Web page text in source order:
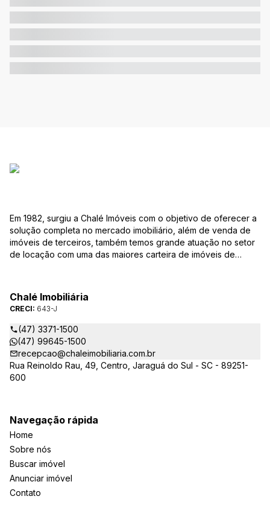
Em 1982, surgiu a Chalé Imóveis com o objetivo de oferecer a
solução completa no mercado imobiliário, além de venda de
imóveis de terceiros, também temos grande atuação no setor
de locação com uma das maiores carteira de imóveis de
Arte Imóveis. E também reavaliamos a nossa Missão, Visão e
Valores.
Chalé Imobiliária
CRECI: 643-J
(47) 3371-1500
(47) 99645-1500
recepcao@chaleimobiliaria.com.br
Rua Reinoldo Rau, 49, Centro, Jaraguá do Sul - SC - 89251-
600
Navegação rápida
Home
Sobre nós
Buscar imóvel
Anunciar imóvel
Contato